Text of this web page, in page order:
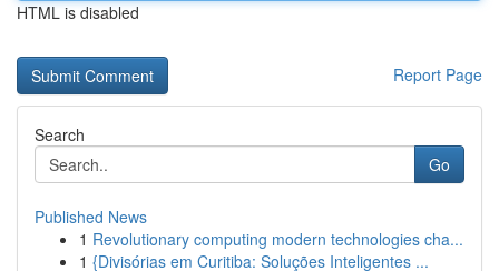
HTML is disabled
Report Page
Search
Go
Published News
1 Revolutionary computing modern technologies cha...
1 {Divisórias em Curitiba: Soluções Inteligentes ...